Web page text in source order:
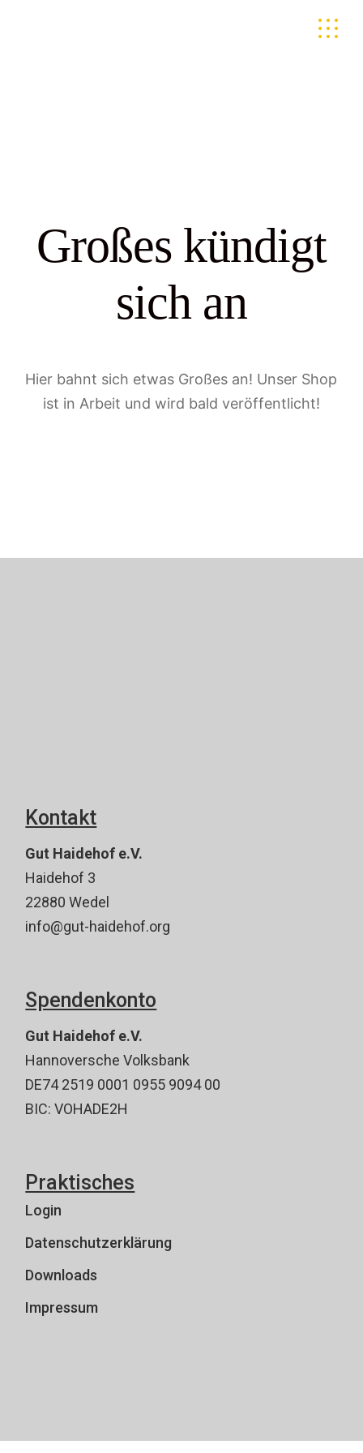
Großes kündigt
sich an
Hier bahnt sich etwas Großes an! Unser Shop
ist in Arbeit und wird bald veröffentlicht!
Kontakt
Gut Haidehof e.V.
Haidehof 3
22880 Wedel
info@gut-haidehof.org
Spendenkonto
Gut Haidehof e.V.
Hannoversche Volksbank
DE74 2519 0001 0955 9094 00
BIC: VOHADE2H
Praktisches
Login
Datenschutzerklärung
Downloads
Impressum